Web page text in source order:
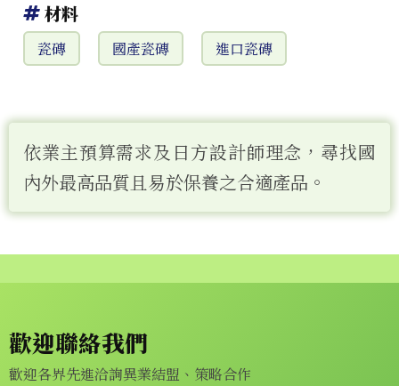
材料
瓷磚 國產瓷磚 進口瓷磚
依業主預算需求及日方設計師理念，尋找國
內外最高品質且易於保養之合適產品。
歡迎聯絡我們
歡迎各界先進洽詢異業結盟、策略合作